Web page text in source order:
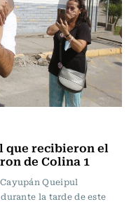
que recibieron el
de Colina 1
Queipul
la tarde de este